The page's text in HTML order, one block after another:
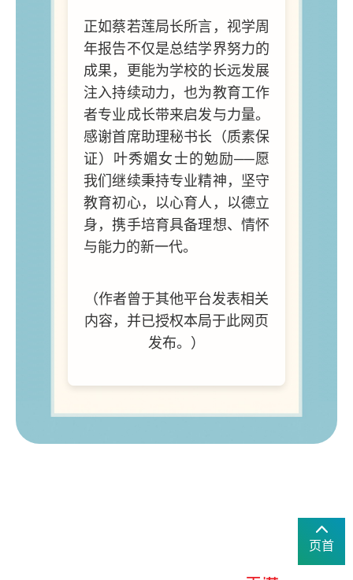
正如蔡若莲局长所言，视学周
年报告不仅是总结学界努力的
成果，更能为学校的长远发展
注入持续动力，也为教育工作
者专业成长带来启发与力量。
感谢首席助理秘书长（质素保
证）叶秀媚女士的勉励──愿
我们继续秉持专业精神，坚守
教育初心，以心育人，以德立
身，携手培育具备理想、情怀
与能力的新一代。
（作者曾于其他平台发表相关
内容，并已授权本局于此网页
发布。）
页首